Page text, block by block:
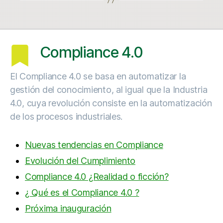
Compliance 4.0
El Compliance 4.0 se basa en automatizar la
gestión del conocimiento, al igual que la Industria
4.0, cuya revolución consiste en la automatización
de los procesos industriales.
Nuevas tendencias en Compliance
Evolución del Cumplimiento
Compliance 4.0 ¿Realidad o ficción?
¿ Qué es el Compliance 4.0 ?
Próxima inauguración